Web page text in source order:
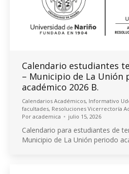
Calendario estudiantes
– Municipio de La Unión
académico 2026 B.
Calendarios Académicos, Informativo
facultades, Resoluciones Vicerrectoría
Por academica julio 15, 2026
Calendario para estudiantes de
Municipio de La Unión periodo